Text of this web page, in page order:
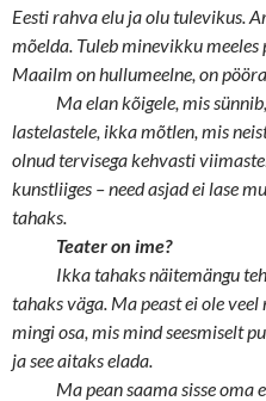
Eesti rahva elu ja olu tulevikus.
mõelda. Tuleb minevikku
Maailm on hullumeelne, on
Ma elan kõigele, mis
lastelastele, ikka mõtlen, mis
olnud tervisega kehvasti
kunstliiges – need asjad ei lase
tahaks.
Teater on ime?
Ikka tahaks näitemängu
tahaks väga. Ma peast ei ole
mingi osa, mis mind seesmiselt
ja see aitaks elada.
Ma pean saama sisse oma